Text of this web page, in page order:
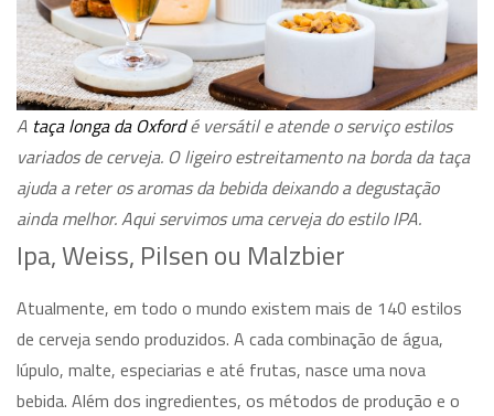
A taça longa da Oxfordé versátil e atende o serviço estilos
variados de cerveja. O ligeiro estreitamento na borda da taça
ajuda a reter os aromas da bebida deixando a degustação
ainda melhor. Aqui servimos uma cerveja do estilo IPA.
Ipa, Weiss, Pilsen ou Malzbier
Atualmente, em todo o mundo existem mais de 140 estilos
de cerveja sendo produzidos. A cada combinação de água,
lúpulo, malte, especiarias e até frutas, nasce uma nova
bebida. Além dos ingredientes, os métodos de produção e o